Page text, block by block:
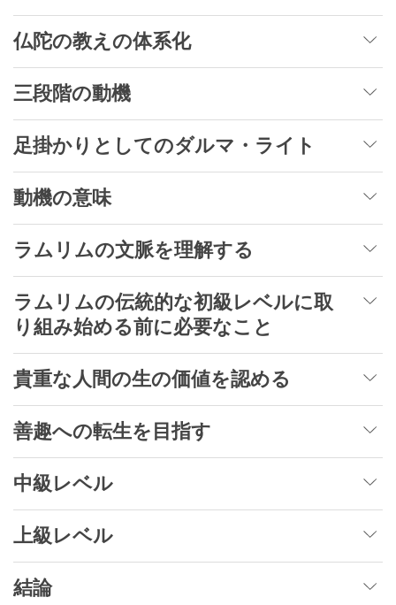
仏陀の教えの体系化
三段階の動機
足掛かりとしてのダルマ・ライト
動機の意味
ラムリムの文脈を理解する
ラムリムの伝統的な初級レベルに取
り組み始める前に必要なこと
貴重な人間の生の価値を認める
善趣への転生を目指す
中級レベル
上級レベル
結論